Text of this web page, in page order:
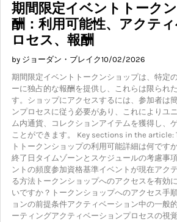
期間限定イベントトーク
酬：利用可能性、アクテ
ロセス、報酬
by ジョーダン・ブレイク10/02/2026
期間限定イベントトークンショップは、特定
ーに独占的な報酬を提供し、これらは限られ
す。ショップにアクセスするには、参加者は
ンプロセスに従う必要があり、これによりユ
ム内通貨、コレクションアイテムを獲得し、
ことができます。 Key sections in the article:
トトークンショップの利用可能詳細は何です
終了日タイムゾーンとスケジュールの考慮事
ントの頻度参加資格基準イベントが現在アク
る方法トークンショップへのアクセスを有効
いですか？トークンショップへのアクセス手
ョンの前提条件アクティベーション中の一般
ーティングアクティベーションプロセスの視